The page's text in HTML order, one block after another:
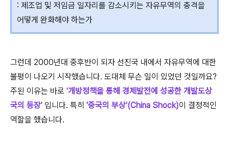
: 제조업 및 저임금 일자리를 감소시키는 자유무역의 충격을
어떻게 완화해야 하는가
그런데 2000년대 중후반이 되자 선진국 내에서 자유무역에 대한
불평이 나오기 시작했습니다. 도대체 무슨 일이 있었던 것일까요?
주된 이유는 바로 '개방정책을 통해 경제발전에 성공한 개발도상
국의 등장' 입니다. 특히 '중국의 부상'(China Shock)이 결정적인
역할을 했습니다.